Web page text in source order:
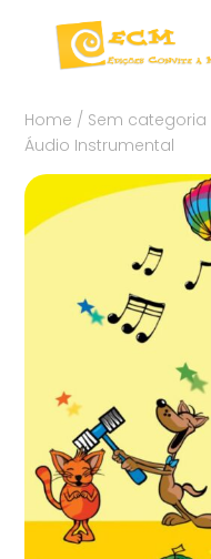
Home / Sem categoria
Áudio Instrumental